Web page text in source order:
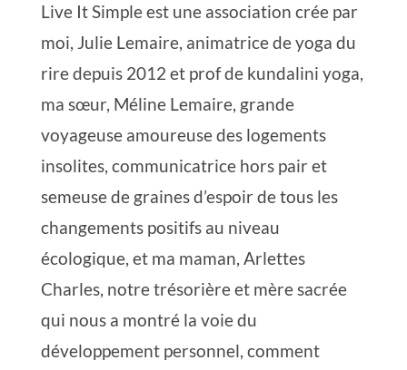
Live It Simple est une association crée par
moi, Julie Lemaire, animatrice de yoga du
rire depuis 2012 et prof de kundalini yoga,
ma sœur, Méline Lemaire, grande
voyageuse amoureuse des logements
insolites, communicatrice hors pair et
semeuse de graines d’espoir de tous les
changements positifs au niveau
écologique, et ma maman, Arlettes
Charles, notre trésorière et mère sacrée
qui nous a montré la voie du
développement personnel, comment